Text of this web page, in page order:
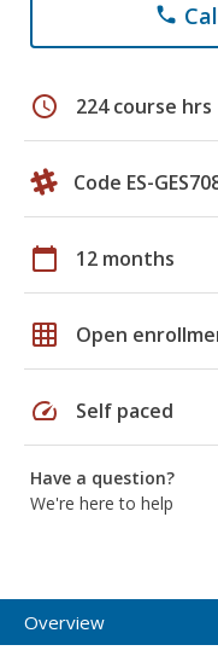
phone
schedule 224 course hrs
Code ES-
calendar_today 12 months
grid_on Open
speed Self paced
Have a question?
We're here to help
Overview